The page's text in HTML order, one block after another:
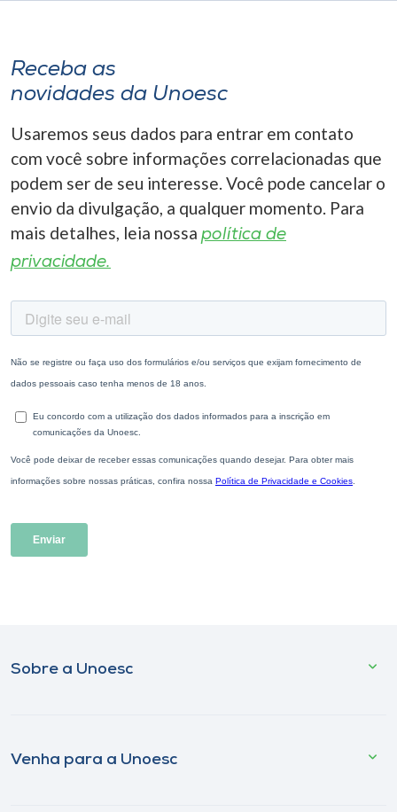
Receba as
novidades da Unoesc
Usaremos seus dados para entrar em contato
com você sobre informações correlacionadas que
podem ser de seu interesse. Você pode cancelar o
envio da divulgação, a qualquer momento. Para
mais detalhes, leia nossa política de
privacidade.
Sobre a Unoesc
Venha para a Unoesc